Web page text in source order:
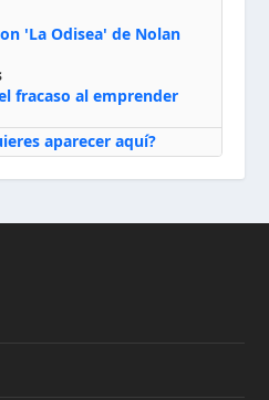
'La Odisea' de Nolan
fracaso al emprender
aparecer aquí?